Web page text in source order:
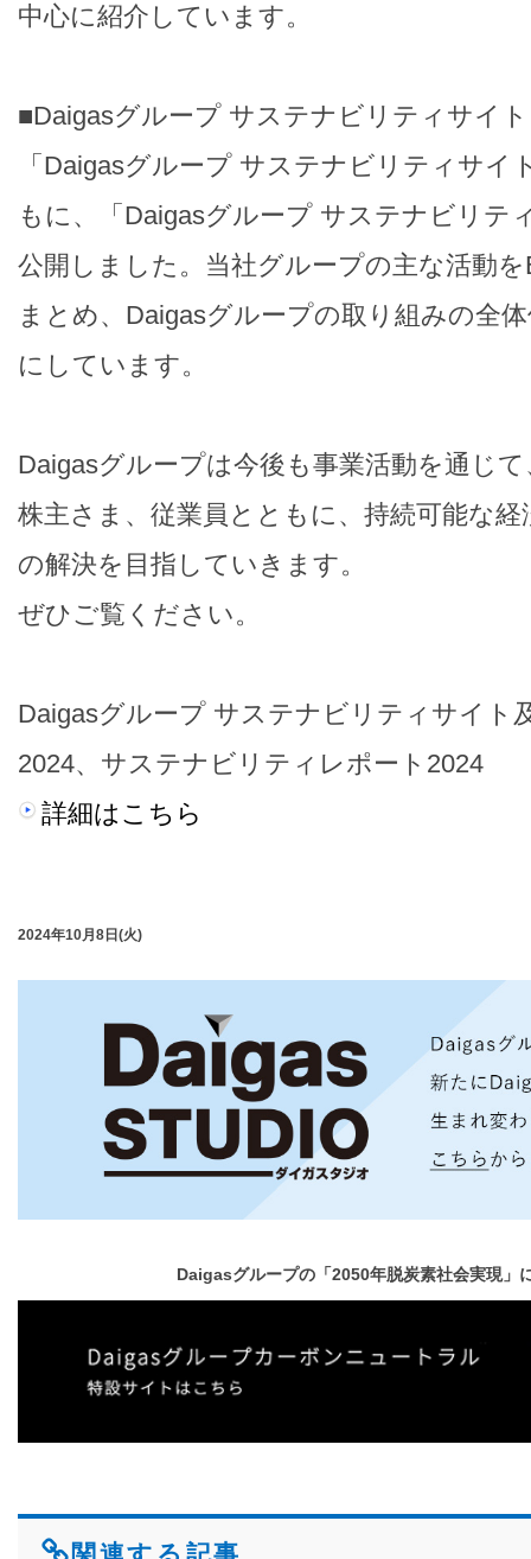
中心に紹介しています。
■Daigasグループ サステナビリティサイト
「Daigasグループ サステナビリティサイ
もに、「Daigasグループ サステナビリテ
公開しました。当社グループの主な活動
まとめ、Daigasグループの取り組みの全
にしています。
Daigasグループは今後も事業活動を通じ
株主さま、従業員とともに、持続可能な経
の解決を目指していきます。
ぜひご覧ください。
Daigasグループ サステナビリティサイト
2024、サステナビリティレポート2024
詳細はこちら
2024年10月8日(火)
Daigasグループの「2050年脱炭素社会実現」
関連する記事